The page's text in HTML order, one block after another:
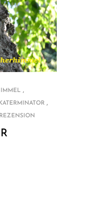
,
KATERMINATOR,
REZENSION